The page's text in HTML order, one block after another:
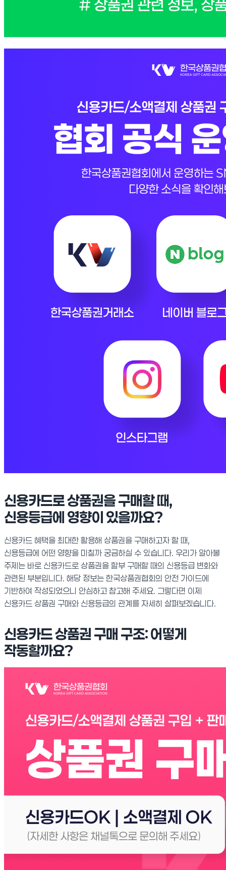
신용카드로 상품권을 구매할 때,
신용등급에 영향이 있을까요?
신용카드 혜택을 최대한 활용해 상품권을 구매하고자 할 때,
신용등급에 어떤 영향을 미칠까 궁금하실 수 있습니다. 우리가 알아볼
주제는 바로 신용카드로 상품권을 할부 구매할 때의 신용등급 변화와
관련된 부분입니다. 해당 정보는 한국상품권협회의 안전 가이드에
기반하여 작성되었으니 안심하고 참고해 주세요. 그렇다면 이제
신용카드 상품권 구매와 신용등급의 관계를 자세히 살펴보겠습니다.
신용카드 상품권 구매 구조: 어떻게
작동할까요?